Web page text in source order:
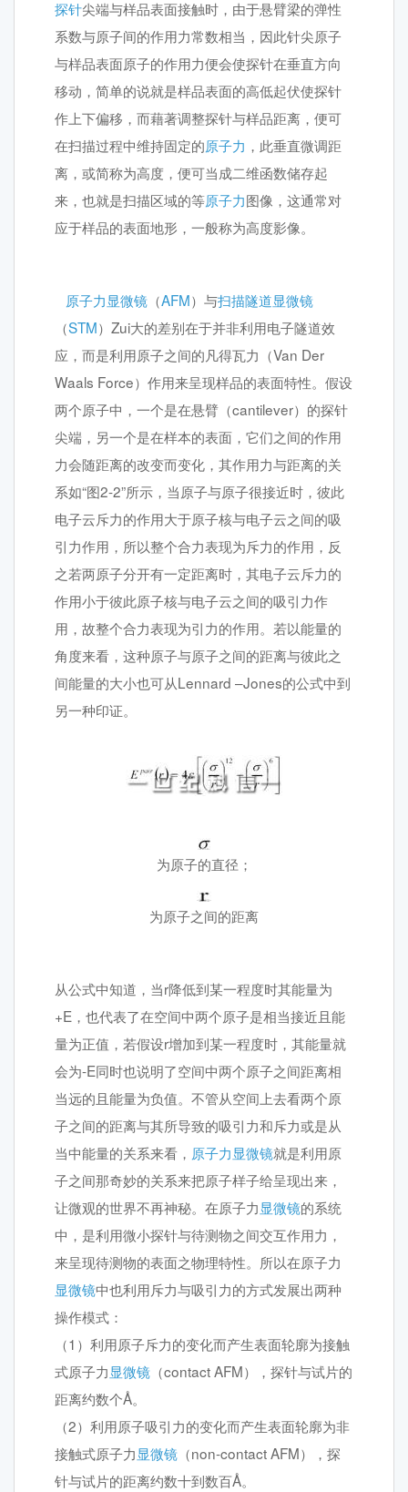
探针尖端与样品表面接触时，由于悬臂梁的弹性
系数与原子间的作用力常数相当，因此针尖原子
与样品表面原子的作用力便会使探针在垂直方向
移动，简单的说就是样品表面的高低起伏使探针
作上下偏移，而藉著调整探针与样品距离，便可
在扫描过程中维持固定的原子力 ，此垂直微调距
离，或简称为高度，便可当成二维函数储存起
来，也就是扫描区域的等原子力图像，这通常对
应于样品的表面地形，一般称为高度影像。
原子力显微镜 （AFM）与扫描隧道显微镜
（STM）Zui大的差别在于并非利用电子隧道效
应，而是利用原子之间的凡得瓦力（Van Der
Waals Force）作用来呈现样品的表面特性。假设
两个原子中，一个是在悬臂（cantilever）的探针
尖端，另一个是在样本的表面，它们之间的作用
力会随距离的改变而变化，其作用力与距离的关
系如“图2-2”所示，当原子与原子很接近时，彼此
电子云斥力的作用大于原子核与电子云之间的吸
引力作用，所以整个合力表现为斥力的作用，反
之若两原子分开有一定距离时，其电子云斥力的
作用小于彼此原子核与电子云之间的吸引力作
用，故整个合力表现为引力的作用。若以能量的
角度来看，这种原子与原子之间的距离与彼此之
间能量的大小也可从Lennard –Jones的公式中到
另一种印证。
为原子的直径；
为原子之间的距离
从公式中知道，当r降低到某一程度时其能量为
+E，也代表了在空间中两个原子是相当接近且能
量为正值，若假设r增加到某一程度时，其能量就
会为-E同时也说明了空间中两个原子之间距离相
当远的且能量为负值。不管从空间上去看两个原
子之间的距离与其所导致的吸引力和斥力或是从
当中能量的关系来看， 原子力显微镜就是利用原
子之间那奇妙的关系来把原子样子给呈现出来，
让微观的世界不再神秘。在原子力显微镜的系统
中，是利用微小探针与待测物之间交互作用力，
来呈现待测物的表面之物理特性。所以在原子力
显微镜中也利用斥力与吸引力的方式发展出两种
操作模式：
（1）利用原子斥力的变化而产生表面轮廓为接触
式原子力显微镜 （contact AFM），探针与试片的
距离约数个Å。
（2）利用原子吸引力的变化而产生表面轮廓为非
接触式原子力显微镜 （non-contact AFM），探
针与试片的距离约数十到数百Å。